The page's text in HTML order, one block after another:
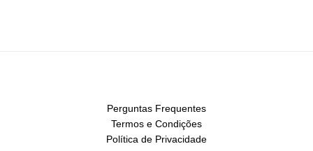
Perguntas Frequentes
Termos e Condições
Política de Privacidade